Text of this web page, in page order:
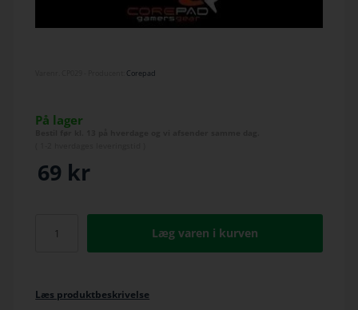
Corepad
På lager
69 kr
Læg varen i kurven
Læs produktbeskrivelse